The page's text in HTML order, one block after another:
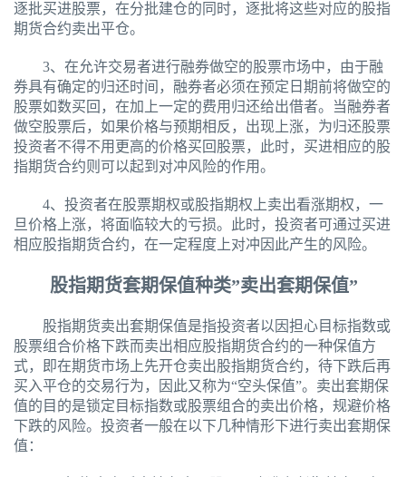
逐批买进股票，在分批建仓的同时，逐批将这些对应的股指
期货合约卖出平仓。
3、在允许交易者进行融券做空的股票市场中，由于融
券具有确定的归还时间，融券者必须在预定日期前将做空的
股票如数买回，在加上一定的费用归还给出借者。当融券者
做空股票后，如果价格与预期相反，出现上涨，为归还股票
投资者不得不用更高的价格买回股票，此时，买进相应的股
指期货合约则可以起到对冲风险的作用。
4、投资者在股票期权或股指期权上卖出看涨期权，一
旦价格上涨，将面临较大的亏损。此时，投资者可通过买进
相应股指期货合约，在一定程度上对冲因此产生的风险。
股指期货套期保值种类”卖出套期保值”
股指期货卖出套期保值是指投资者以因担心目标指数或
股票组合价格下跌而卖出相应股指期货合约的一种保值方
式，即在期货市场上先开仓卖出股指期货合约，待下跌后再
买入平仓的交易行为，因此又称为“空头保值”。卖出套期保
值的目的是锁定目标指数或股票组合的卖出价格，规避价格
下跌的风险。投资者一般在以下几种情形下进行卖出套期保
值：